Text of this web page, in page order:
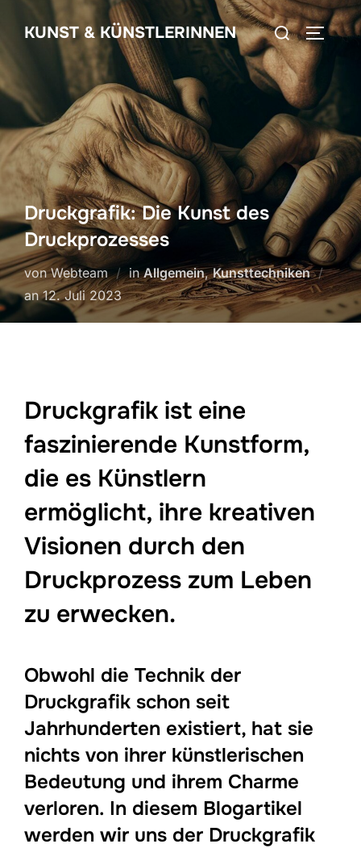
Inhalt
springen
KUNST & KÜNSTLERINNEN
Suchen
nach:
Druckgrafik: Die Kunst des
Druckprozesses
von Webteam inAllgemein,Kunsttechniken
anVeröffentlicht
12. Juli 2023
Druckgrafik ist eine
faszinierende Kunstform,
die es Künstlern
ermöglicht, ihre kreativen
Visionen durch den
Druckprozess zum Leben
zu erwecken.
Obwohl die Technik der
Druckgrafik schon seit
Jahrhunderten existiert, hat sie
nichts von ihrer künstlerischen
Bedeutung und ihrem Charme
verloren. In diesem Blogartikel
werden wir uns der Druckgrafik